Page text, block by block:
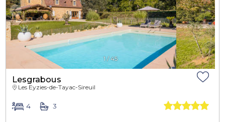
1/45
Lesgrabous
Les Eyzies-de-Tayac-Sireuil
4 3